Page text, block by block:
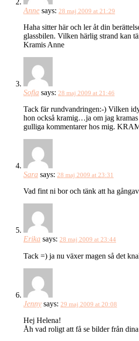
Anne says: 28 maj 2009 at 21:29
Haha sitter här och ler åt din
glassbilen. Vilken härlig strand kan
Kramis Anne
Sofia says: 28 maj 2009 at 21:46
Tack fär rundvandringen:-) Vilken
hon också kramig…ja om jag
gulliga kommentarer hos mig.
Sara says: 28 maj 2009 at 23:31
Vad fint ni bor och tänk att ha
Erika says: 28 maj 2009 at 23:44
Tack =) ja nu växer magen så det
Jenny says: 29 maj 2009 at 20:08
Hej Helena!
Åh vad roligt att få se bilder från